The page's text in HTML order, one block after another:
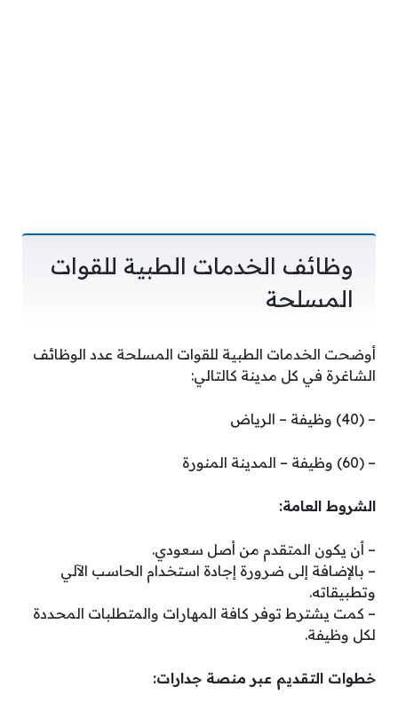
وظائف الخدمات الطبية للقوات
المسلحة
أوضحت الخدمات الطبية للقوات المسلحة عدد الوظائف
الشاغرة في كل مدينة كالتالي:
– (40) وظيفة – الرياض
– (60) وظيفة – المدينة المنورة
الشروط العامة:
– أن يكون المتقدم من أصل سعودي.
– بالإضافة إلى ضرورة إجادة استخدام الحاسب الآلي
وتطبيقاته.
– كمت يشترط توفر كافة المهارات والمتطلبات المحددة
لكل وظيفة.
خطوات التقديم عبر منصة جدارات: